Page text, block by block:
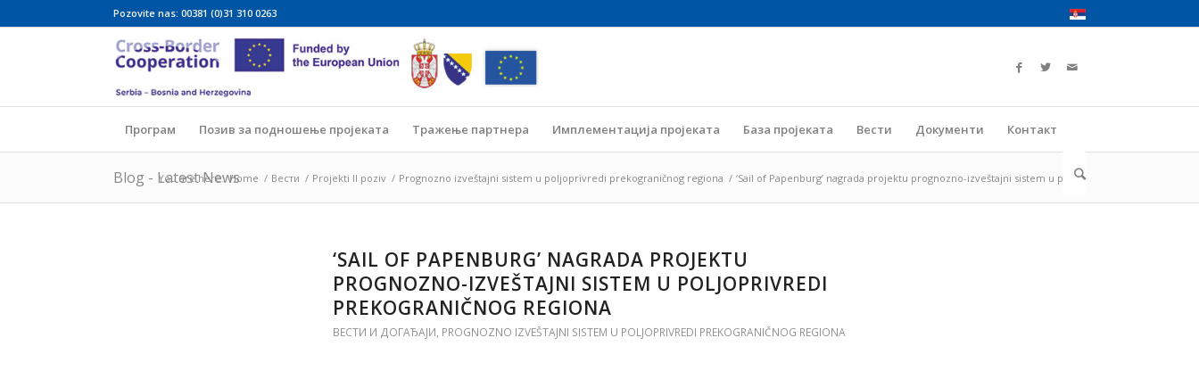
Pozovite nas: 00381 (0)31 310 0263
Програм Позив за подношење пројеката Тражење партнера Имплементација пројеката База пројеката Вести Документи Контакт
Blog - Latest News
You are here: Home / Вести / Projekti II poziv / Prognozno izveštajni sistem u poljoprivredi prekograničnog regiona / ‘Sail of Papenburg’ nagrada projektu prognozno-izveštajni sistem u polj...
‘SAIL OF PAPENBURG’ NAGRADA PROJEKTU
PROGNOZNO-IZVEŠTAJNI SISTEM U POLJOPRIVREDI
PREKOGRANIČNOG REGIONA
ВЕСТИ И ДОГАЂАЈИ, PROGNOZNO IZVEŠTAJNI SISTEM U POLJOPRIVREDI PREKOGRANIČNOG REGIONA